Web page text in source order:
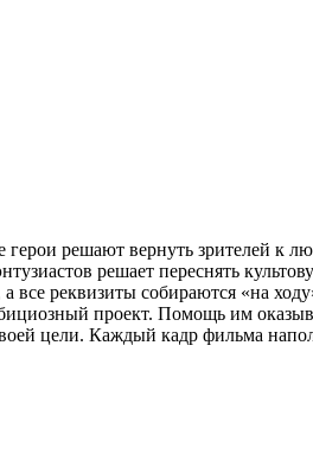
решают вернуть зрителей к
решает переснять
все реквизиты собираются «на
проект. Помощь им
цели. Каждый кадр фильма